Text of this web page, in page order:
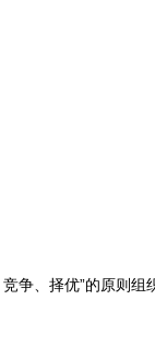
、择优”的原则组